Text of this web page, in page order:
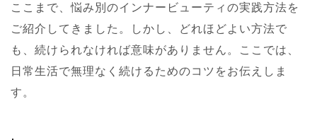
ここまで、悩み別のインナービューティの実践方法を
ご紹介してきました。しかし、どれほどよい方法で
も、続けられなければ意味がありません。ここでは、
日常生活で無理なく続けるためのコツをお伝えしま
す。